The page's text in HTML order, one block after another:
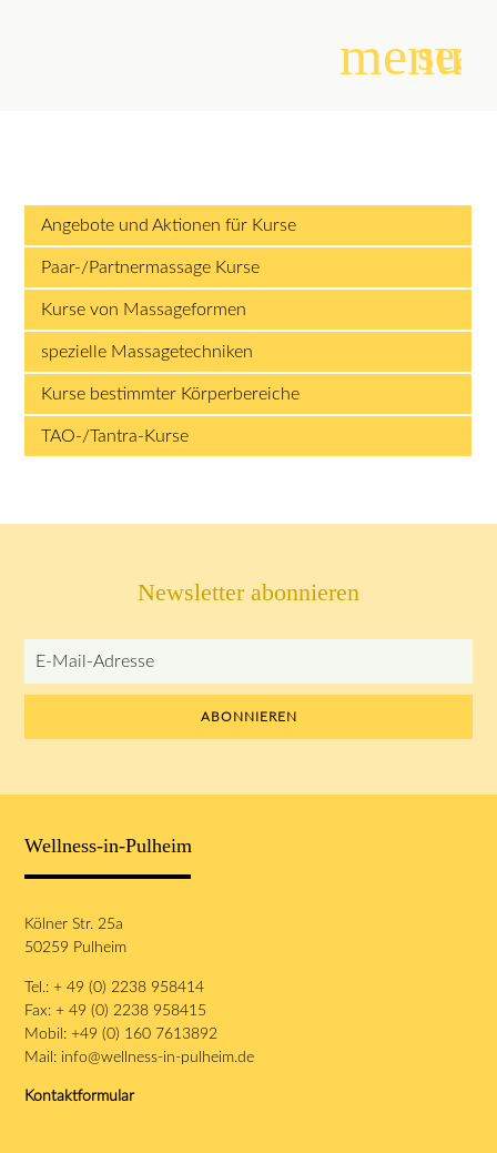
menu
Angebote und Aktionen für Kurse
Paar-/Partnermassage Kurse
Kurse von Massageformen
spezielle Massagetechniken
Kurse bestimmter Körperbereiche
TAO-/Tantra-Kurse
Newsletter abonnieren
E-
Mail-
ABONNIEREN
Wellness-in-Pulheim
Kölner Str. 25a
50259 Pulheim
Tel.: + 49 (0) 2238 958414
Fax: + 49 (0) 2238 958415
Mobil: +49 (0) 160 7613892
Mail: info@wellness-in-pulheim.de
Kontaktformular